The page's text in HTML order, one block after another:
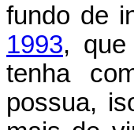
fundo de
1993, que
tenha
possua,